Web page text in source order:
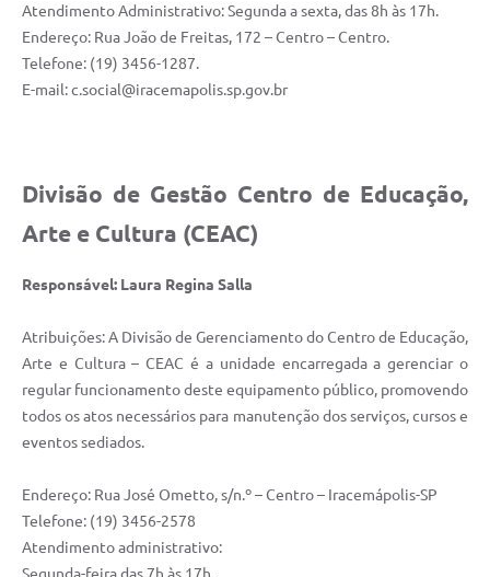
Atendimento Administrativo: Segunda a sexta, das 8h às 17h.
Endereço: Rua João de Freitas, 172 – Centro – Centro.
Telefone: (19) 3456-1287.
E-mail:c.social@iracemapolis.sp.gov.br
Divisão de Gestão Centro de Educação,
Arte e Cultura (CEAC)
Responsável: Laura Regina Salla
Atribuições: A Divisão de Gerenciamento do Centro de Educação,
Arte e Cultura – CEAC é a unidade encarregada a gerenciar o
regular funcionamento deste equipamento público, promovendo
todos os atos necessários para manutenção dos serviços, cursos e
eventos sediados.
Endereço: Rua José Ometto, s/n.º – Centro – Iracemápolis-SP
Telefone: (19) 3456-2578
Atendimento administrativo: